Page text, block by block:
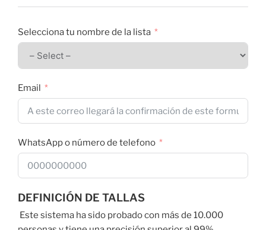
Selecciona tu nombre de la lista
Email
WhatsApp o número de telefono
DEFINICIÓN DE TALLAS
Este sistema ha sido probado con más de 10.000